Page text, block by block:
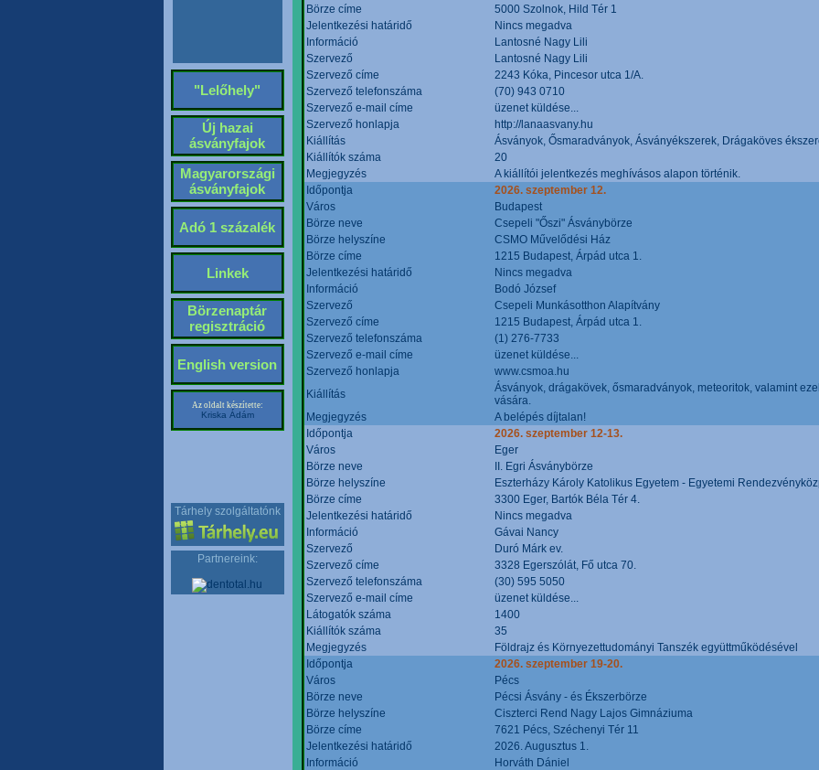
"Lelőhely"
Új hazai
ásványfajok
Magyarországi
ásványfajok
Adó 1 százalék
Linkek
Börzenaptár
regisztráció
English version
Az oldalt készítette:
Kriska Ádám
Tárhely szolgáltatónk
Partnereink:
Börze címe
5000 Szolnok, Hild Tér 1
Jelentkezési határidő
Nincs megadva
Információ
Lantosné Nagy Lili
Szervező
Lantosné Nagy Lili
Szervező címe
2243 Kóka, Pincesor utca 1/A.
Szervező telefonszáma
(70) 943 0710
Szervező e-mail címe
üzenet küldése...
Szervező honlapja
http://lanaasvany.hu
Kiállítás
Ásványok, Ősmaradványok, Ásványékszerek, Drágaköves
Kiállítók száma
20
Megjegyzés
A kiállítói jelentkezés meghívásos alapon történik.
Időpontja
2026. szeptember 12.
Város
Budapest
Börze neve
Csepeli "Őszi" Ásványbörze
Börze helyszíne
CSMO Művelődési Ház
Börze címe
1215 Budapest, Árpád utca 1.
Jelentkezési határidő
Nincs megadva
Információ
Bodó József
Szervező
Csepeli Munkásotthon Alapítvány
Szervező címe
1215 Budapest, Árpád utca 1.
Szervező telefonszáma
(1) 276-7733
Szervező e-mail címe
üzenet küldése...
Szervező honlapja
www.csmoa.hu
Kiállítás
Ásványok, drágakövek, ősmaradványok, meteoritok, valamint
vására.
Megjegyzés
A belépés díjtalan!
Időpontja
2026. szeptember 12-13.
Város
Eger
Börze neve
II. Egri Ásványbörze
Börze helyszíne
Eszterházy Károly Katolikus Egyetem - Egyetemi
Börze címe
3300 Eger, Bartók Béla Tér 4.
Jelentkezési határidő
Nincs megadva
Információ
Gávai Nancy
Szervező
Duró Márk ev.
Szervező címe
3328 Egerszólát, Fő utca 70.
Szervező telefonszáma
(30) 595 5050
Szervező e-mail címe
üzenet küldése...
Látogatók száma
1400
Kiállítók száma
35
Megjegyzés
Földrajz és Környezettudományi Tanszék együttműködésével
Időpontja
2026. szeptember 19-20.
Város
Pécs
Börze neve
Pécsi Ásvány - és Ékszerbörze
Börze helyszíne
Ciszterci Rend Nagy Lajos Gimnáziuma
Börze címe
7621 Pécs, Széchenyi Tér 11
Jelentkezési határidő
2026. Augusztus 1.
Információ
Horváth Dániel